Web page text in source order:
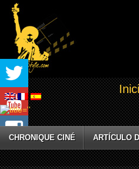
CHRONIQUE CINÉ ARTÍCULO